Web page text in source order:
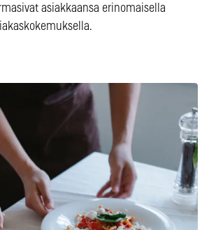
asiakkaansa erinomaisella